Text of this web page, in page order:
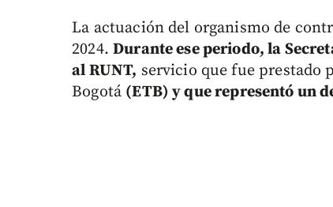
La actuación del organismo de
2024.Durante ese periodo, la
al RUNT, servicio que fue prestado
Bogotá (ETB) y que representó un